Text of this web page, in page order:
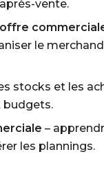
vente.
le
stocks et les
budgets.
–
les plannings.